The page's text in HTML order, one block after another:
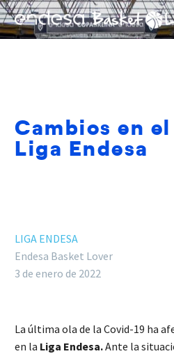
Cambios en
Liga Endesa
LIGA ENDESA
Endesa Basket Lover
3 de enero de 2022
La última ola de la Covid-19 ha
en la Liga Endesa.Ante la